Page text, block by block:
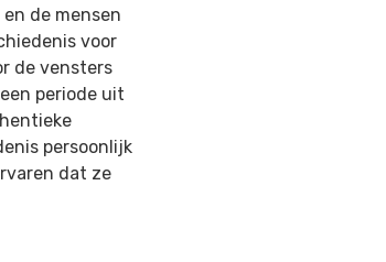
de mensen
voor
de vensters
periode uit
persoonlijk
dat ze